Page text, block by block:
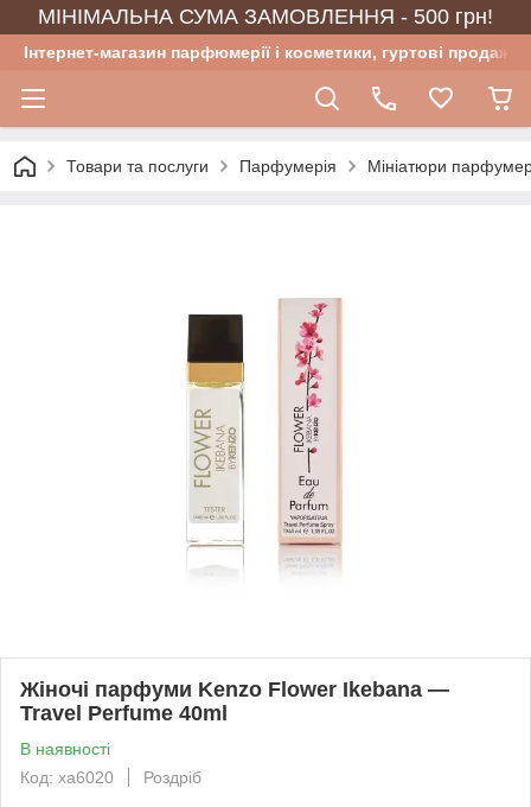
МІНІМАЛЬНА СУМА ЗАМОВЛЕННЯ - 500 грн!
Інтернет-магазин парфюмерії і косметики, гуртові продажі
Товари та послуги Парфумерія Мініатюри
Жіночі парфуми Kenzo Flower Ikebana —
Travel Perfume 40ml
В наявності
Код: xa6020
Роздріб